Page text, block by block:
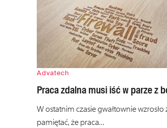
Advatech
Praca zdalna musi iść w parze z
W ostatnim czasie gwałtownie
pamiętać, że praca…